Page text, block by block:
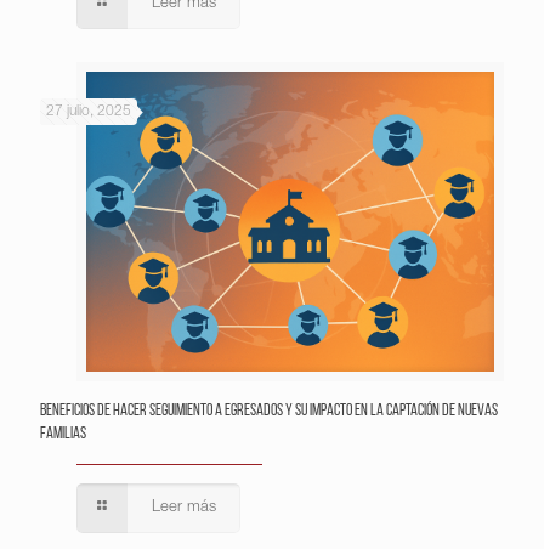
Leer más
27 julio, 2025
Beneficios de hacer seguimiento a egresados y su impacto en la captación de nuevas
familias
Leer más